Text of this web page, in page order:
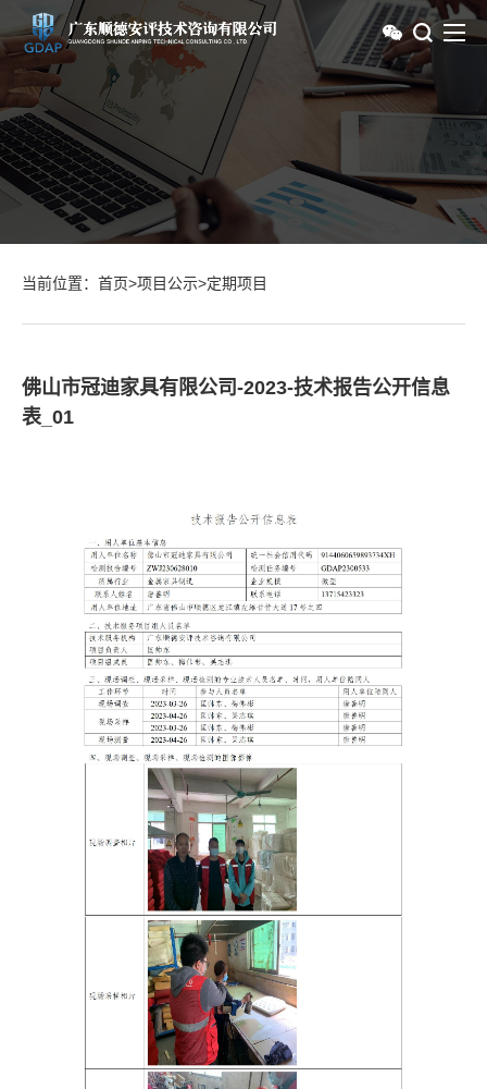
当前位置： 首页>项目公示>定期项目
佛山市冠迪家具有限公司-2023-技术报告公开信息
表_01